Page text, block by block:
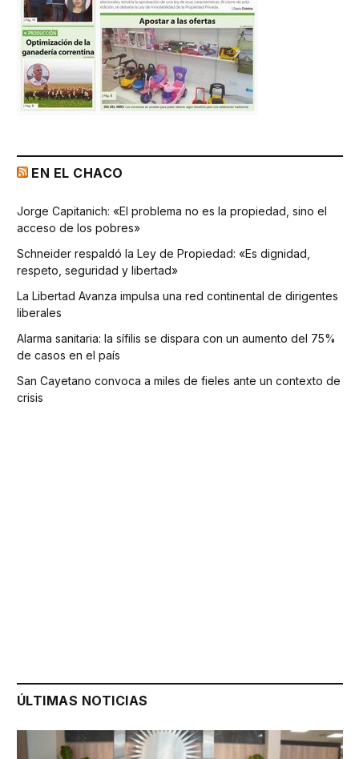
EN EL CHACO
Jorge Capitanich: «El problema no es la propiedad, sino el
acceso de los pobres»
Schneider respaldó la Ley de Propiedad: «Es dignidad,
respeto, seguridad y libertad»
La Libertad Avanza impulsa una red continental de dirigentes
liberales
Alarma sanitaria: la sífilis se dispara con un aumento del 75%
de casos en el país
San Cayetano convoca a miles de fieles ante un contexto de
crisis
ÚLTIMAS NOTICIAS